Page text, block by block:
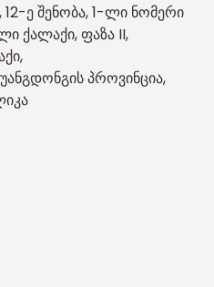
ე შენობა, 1-ლი ნომერი
ქალაქი, ფაზა II,
პროვინცია,